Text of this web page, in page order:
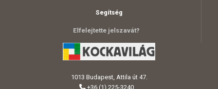
Segítség
Elfelejtette jelszavát?
1013 Budapest, Attila út 47.
+36 (1) 225-3240